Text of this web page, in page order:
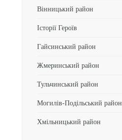
Вінницький район
Історії Героїв
Гайсинський район
Жмеринський район
Тульчинський район
Могилів-Подільський район
Хмільницький район